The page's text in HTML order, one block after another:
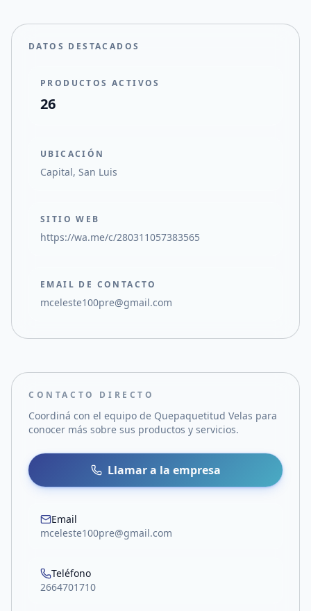
DATOS DESTACADOS
PRODUCTOS ACTIVOS
26
UBICACIÓN
Capital, San Luis
SITIO WEB
https://wa.me/c/280311057383565
EMAIL DE CONTACTO
mceleste100pre@gmail.com
CONTACTO DIRECTO
Coordiná con el equipo de Quepaquetitud Velas para
conocer más sobre sus productos y servicios.
Llamar a la empresa
Email
mceleste100pre@gmail.com
Teléfono
2664701710